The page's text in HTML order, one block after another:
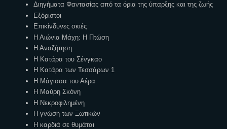
Διηγήματα Φαντασίας από τα όρια της ύπαρξης και της ζωής
Εξόριστοι
Επικίνδυνες σκιές
Η Αιώνια Μάχη: Η Πτώση
Η Αναζήτηση
Η Κατάρα του Σένγκαο
Η Κατάρα των Τεσσάρων 1
Η Μάγισσα του Αέρα
Η Μαύρη Σκόνη
Η Νεκροφιλημένη
Η γνώση των Ξωτικών
Η καρδιά σε θυμάται